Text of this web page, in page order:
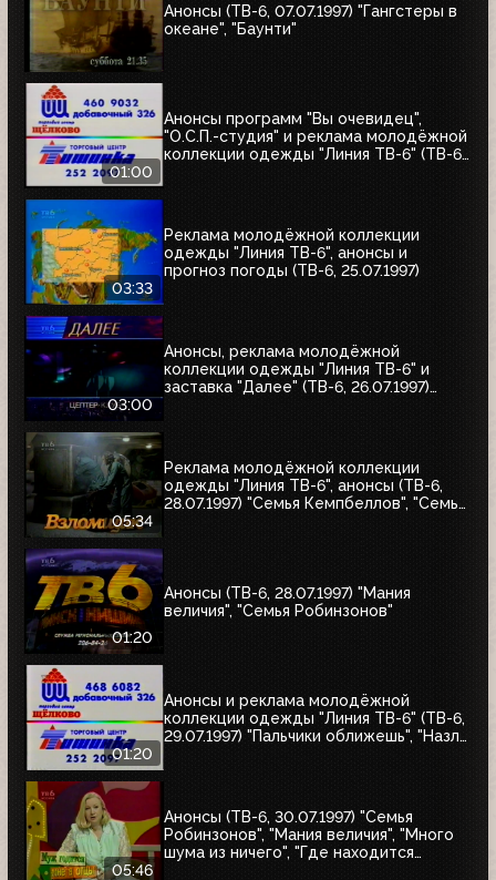
Анонсы (ТВ-6, 07.07.1997) "Гангстеры в
океане", "Баунти"
01:00
Анонсы программ "Вы очевидец",
"О.С.П.-студия" и реклама молодёжной
коллекции одежды "Линия ТВ-6" (ТВ-6,
03:33
Реклама молодёжной коллекции
одежды "Линия ТВ-6", анонсы и
прогноз погоды (ТВ-6, 25.07.1997)
03:00
Анонсы, реклама молодёжной
коллекции одежды "Линия ТВ-6" и
заставка "Далее" (ТВ-6, 26.07.1997)
05:34
Реклама молодёжной коллекции
одежды "Линия ТВ-6", анонсы (ТВ-6,
28.07.1997) "Семья Кемпбеллов", "Семья
01:20
Анонсы (ТВ-6, 28.07.1997) "Мания
величия", "Семья Робинзонов"
01:20
Анонсы и реклама молодёжной
коллекции одежды "Линия ТВ-6" (ТВ-6,
29.07.1997) "Пальчики оближешь", "Назло
05:46
Анонсы (ТВ-6, 30.07.1997) "Семья
Робинзонов", "Мания величия", "Много
шума из ничего", "Где находится